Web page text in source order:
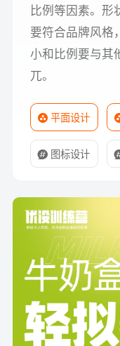
比例等因素。形
要符合品牌风格
小和比例要与其
兀。
平面设计
图标设计